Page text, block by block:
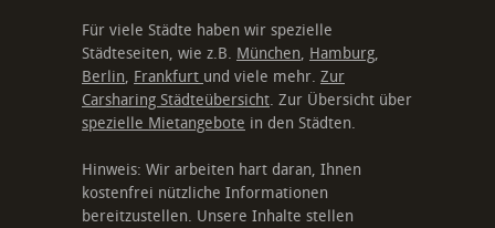
Für viele Städte haben wir spezielle
Städteseiten, wie z.B. München, Hamburg,
Berlin, Frankfurt und viele mehr. Zur
Carsharing Städteübersicht. Zur Übersicht über
spezielle Mietangebote in den Städten.
Hinweis: Wir arbeiten hart daran, Ihnen
kostenfrei nützliche Informationen
bereitzustellen. Unsere Inhalte stellen